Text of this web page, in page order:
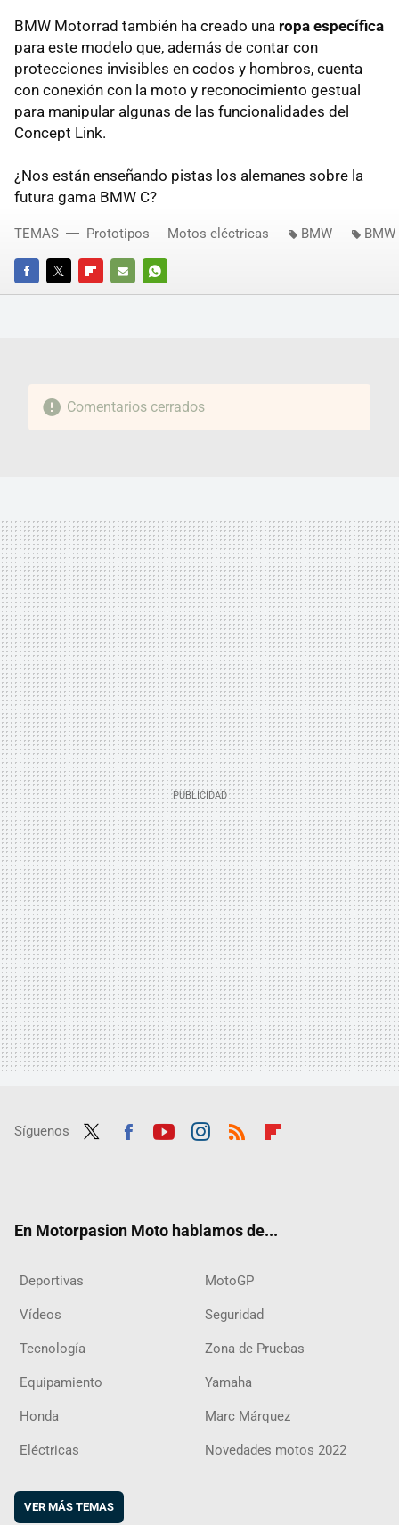
BMW Motorrad también ha creado una ropa específica
para este modelo que, además de contar con
protecciones invisibles en codos y hombros, cuenta
con conexión con la moto y reconocimiento gestual
para manipular algunas de las funcionalidades del
Concept Link.
¿Nos están enseñando pistas los alemanes sobre la
futura gama BMW C?
FACEBOOKTWITTERFLIPBOARD
E-
WHATSAPP
TEMAS Prototipos Motos eléctricas BMW
Comentarios cerrados
Síguenos
En Motorpasion Moto hablamos de...
Deportivas MotoGP
Vídeos Seguridad
Tecnología Zona de Pruebas
Equipamiento Yamaha
Honda Marc Márquez
Eléctricas Novedades motos 2022
VER MÁS TEMAS